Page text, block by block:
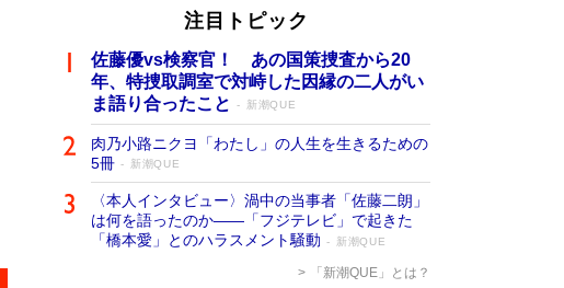
注目トピック
佐藤優vs検察官！ あの国策捜査から20
年、特捜取調室で対峙した因縁の二人がい
ま語り合ったこと
新潮QUE
肉乃小路ニクヨ「わたし」の人生を生きるための
5冊
新潮QUE
〈本人インタビュー〉渦中の当事者「佐藤二朗」
は何を語ったのか――「フジテレビ」で起きた
「橋本愛」とのハラスメント騒動
新潮QUE
「新潮QUE」とは？